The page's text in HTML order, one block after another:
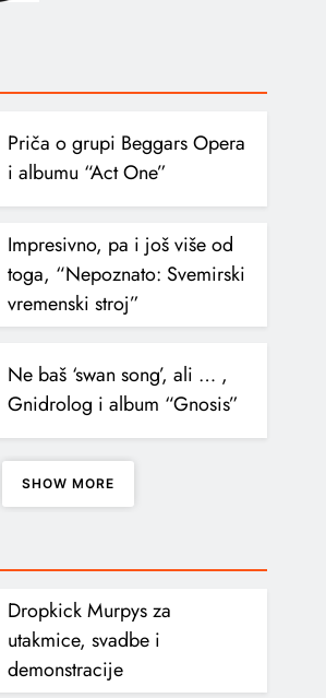
Priča o grupi Beggars Opera
i albumu “Act One”
Impresivno, pa i još više od
toga, “Nepoznato: Svemirski
vremenski stroj”
Ne baš ‘swan song’, ali … ,
Gnidrolog i album “Gnosis”
SHOW MORE
Dropkick Murpys za
utakmice, svadbe i
demonstracije